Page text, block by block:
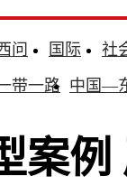
问 国际
社
带一路 中国—
案